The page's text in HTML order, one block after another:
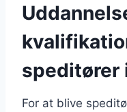
speditører
For at blive